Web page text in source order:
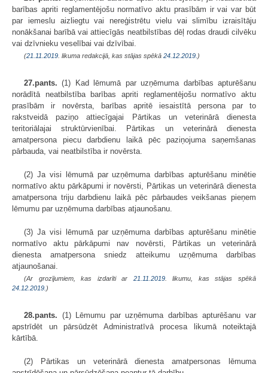
barības apriti reglamentējošu normatīvo aktu prasībām ir vai var būt
par iemeslu aizliegtu vai nereģistrētu vielu vai slimību izraisītāju
nonākšanai barībā vai attiecīgās neatbilstības dēļ rodas draudi cilvēku
vai dzīvnieku veselībai vai dzīvībai.
(21.11.2019 . likuma redakcijā, kas stājas spēkā 24.12.2019. )
27.pants. (1) Kad lēmumā par uzņēmuma darbības apturēšanu
norādītā neatbilstība barības apriti reglamentējošu normatīvo aktu
prasībām ir novērsta, barības apritē iesaistītā persona par to
rakstveidā paziņo attiecīgajai Pārtikas un veterinārā dienesta
teritoriālajai struktūrvienībai. Pārtikas un veterinārā dienesta
amatpersona piecu darbdienu laikā pēc paziņojuma saņemšanas
pārbauda, vai neatbilstība ir novērsta.
(2) Ja visi lēmumā par uzņēmuma darbības apturēšanu minētie
normatīvo aktu pārkāpumi ir novērsti, Pārtikas un veterinārā dienesta
amatpersona triju darbdienu laikā pēc pārbaudes veikšanas pieņem
lēmumu par uzņēmuma darbības atjaunošanu.
(3) Ja visi lēmumā par uzņēmuma darbības apturēšanu minētie
normatīvo aktu pārkāpumi nav novērsti, Pārtikas un veterinārā
dienesta amatpersona sniedz atteikumu uzņēmuma darbības
atjaunošanai.
(Ar grozījumiem, kas izdarīti ar 21.11.2019. likumu, kas stājas spēkā
24.12.2019. )
28.pants. (1) Lēmumu par uzņēmuma darbības apturēšanu var
apstrīdēt un pārsūdzēt Administratīvā procesa likumā noteiktajā
kārtībā.
(2) Pārtikas un veterinārā dienesta amatpersonas lēmuma